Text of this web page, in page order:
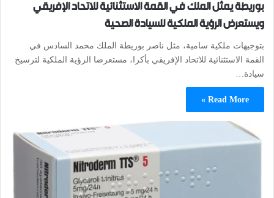
بوريطة يمثل الملك في القمة الاستثنائية للاتحاد الإفريقي
ويستعرض الرؤية الملكية للسيادة الصحية
بتوجيهات ملكية سامية، مثل ناصر بوريطة الملك محمد السادس في
القمة الاستثنائية للاتحاد الإفريقي بأكرا، مستعرضا الرؤية الملكية لترسيخ
سيادة…
Read More »